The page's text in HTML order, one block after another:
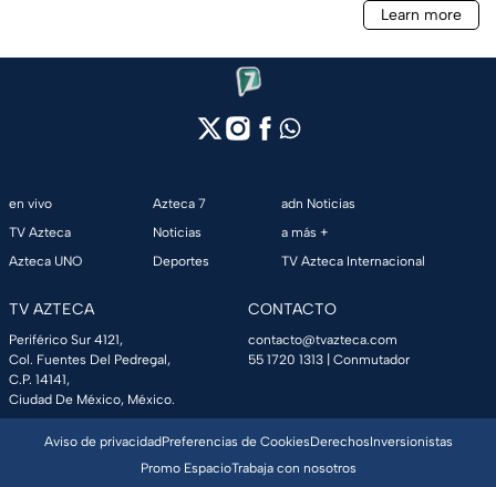
en vivo
TV Azteca
Azteca UNO
Azteca 7
Noticias
Deportes
adn Noticias
a más +
TV Azteca Internacional
TV AZTECA
Periférico Sur 4121,
Col. Fuentes Del Pedregal,
C.P. 14141,
Ciudad De México, México.
CONTACTO
contacto@tvazteca.com
55 1720 1313 | Conmutador
Aviso de privacidadPreferencias de CookiesDerechosInversionistas
Promo EspacioTrabaja con nosotros